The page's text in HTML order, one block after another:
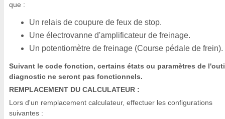
que :
Un relais de coupure de feux de stop.
Une électrovanne d'amplificateur de freinage.
Un potentiomètre de freinage (Course pédale de frein).
Suivant le code fonction, certains états ou paramètres de
diagnostic ne seront pas fonctionnels.
REMPLACEMENT DU CALCULATEUR :
Lors d'un remplacement calculateur, effectuer les configurations
suivantes :